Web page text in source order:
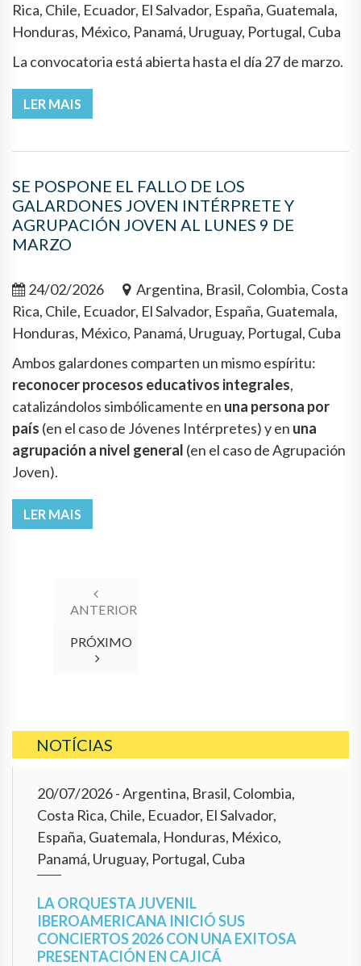
Rica, Chile, Ecuador, El Salvador, España, Guatemala,
Honduras, México, Panamá, Uruguay, Portugal, Cuba
La convocatoria está abierta hasta el día 27 de marzo.
LER MAIS
SE POSPONE EL FALLO DE LOS
GALARDONES JOVEN INTÉRPRETE Y
AGRUPACIÓN JOVEN AL LUNES 9 DE
MARZO
24/02/2026
Argentina, Brasil, Colombia, Costa
Rica, Chile, Ecuador, El Salvador, España, Guatemala,
Honduras, México, Panamá, Uruguay, Portugal, Cuba
Ambos galardones comparten un mismo espíritu:
reconocer procesos educativos integrales,
catalizándolos simbólicamente en una persona por
país (en el caso de Jóvenes Intérpretes) y en una
agrupación a nivel general (en el caso de Agrupación
Joven).
LER MAIS
ANTERIOR
PRÓXIMO
NOTÍCIAS
20/07/2026- Argentina, Brasil, Colombia,
Costa Rica, Chile, Ecuador, El Salvador,
España, Guatemala, Honduras, México,
Panamá, Uruguay, Portugal, Cuba
LA ORQUESTA JUVENIL
IBEROAMERICANA INICIÓ SUS
CONCIERTOS 2026 CON UNA EXITOSA
PRESENTACIÓN EN CAJICÁ